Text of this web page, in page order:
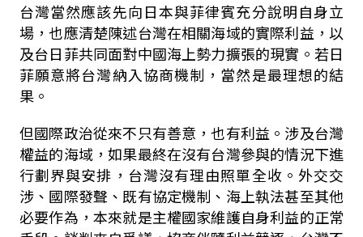
台灣當然應該先向日本與菲律賓充分說明自身立
場，也應清楚陳述台灣在相關海域的實際利益，以
及台日菲共同面對中國海上勢力擴張的現實。若日
菲願意將台灣納入協商機制，當然是最理想的結
果。
但國際政治從來不只有善意，也有利益。涉及台灣
權益的海域，如果最終在沒有台灣參與的情況下進
行劃界與安排，台灣沒有理由照單全收。外交交
涉、國際發聲、既有協定機制、海上執法甚至其他
必要作為，本來就是主權國家維護自身利益的正常